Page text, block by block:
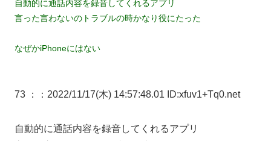
自動的に通話内容を録音してくれるアプリ
言った言わないのトラブルの時かなり役にたった
なぜかiPhoneにはない
73 ： ：2022/11/17(木) 14:57:48.01 ID:xfuv1+Tq0.net
自動的に通話内容を録音してくれるアプリ